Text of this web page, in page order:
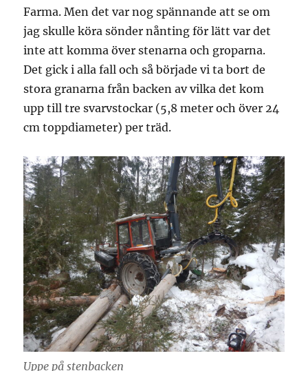
Farma. Men det var nog spännande att se om
jag skulle köra sönder nånting för lätt var det
inte att komma över stenarna och groparna.
Det gick i alla fall och så började vi ta bort de
stora granarna från backen av vilka det kom
upp till tre svarvstockar (5,8 meter och över 24
cm toppdiameter) per träd.
Uppe på stenbacken